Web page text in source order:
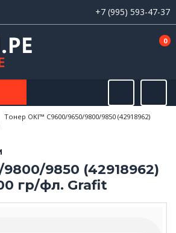
+7 (995) 593-47-37
0
Тонер OKI™ C9600/9650/9800/9850 (42918962)
9850 (42918962)
гр/фл. Grafit